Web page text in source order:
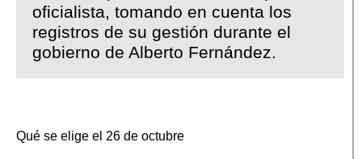
oficialista, tomando en cuenta los
registros de su gestión durante el
gobierno de Alberto Fernández.
Qué se elige el 26 de octubre